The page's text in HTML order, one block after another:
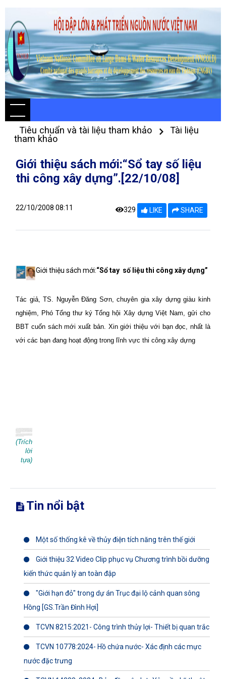
Tiêu chuẩn và tài liệu tham khảo
Tài liệu
tham khảo
Giới thiệu sách mới:“Sổ tay số liệu
thi công xây dựng”.[22/10/08]
22/10/2008 08:11 329 LIKE SHARE
Giới thiệu sách mới:“Sổ tay số liệu thi công xây dựng”
Tác giả, TS. Nguyễn Đăng Sơn, chuyên gia xây dựng giàu kinh
nghiệm, Phó Tổng thư ký Tổng hội Xây dựng Việt Nam, gửi cho
BBT cuốn sách mới xuất bản. Xin giới thiệu với bạn đọc, nhất là
với các bạn đang hoạt động trong lĩnh vực thi công xây dựng
(Trích
lời
tựa)
Tin nổi bật
Một số thống kê về thủy điện tích năng trên thế giới
Giới thiệu 32 Video Clip phục vụ Chương trình bồi dưỡng
kiến thức quản lý an toàn đập
"Giới hạn đỏ" trong dự án Trục đại lộ cảnh quan sông
Hồng [GS.Trần Đình Hợi]
TCVN 8215:2021- Công trình thủy lợi- Thiết bị quan trắc
TCVN 10778:2024- Hồ chứa nước- Xác định các mực
nước đặc trưng